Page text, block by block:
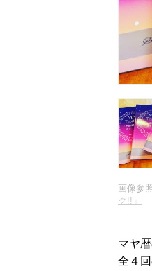
画像参
ク!!」
マヤ
全４回